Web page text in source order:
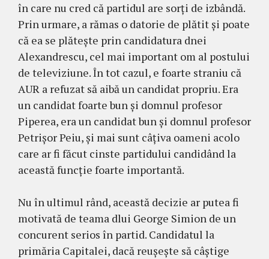
în care nu cred că partidul are sorți de izbândă.
Prin urmare, a rămas o datorie de plătit și poate
că ea se plătește prin candidatura dnei
Alexandrescu, cel mai important om al postului
de televiziune. În tot cazul, e foarte straniu că
AUR a refuzat să aibă un candidat propriu. Era
un candidat foarte bun și domnul profesor
Piperea, era un candidat bun și domnul profesor
Petrișor Peiu, și mai sunt câțiva oameni acolo
care ar fi făcut cinste partidului candidând la
această funcție foarte importantă.
Nu în ultimul rând, această decizie ar putea fi
motivată de teama dlui George Simion de un
concurent serios în partid. Candidatul la
primăria Capitalei, dacă reușește să câștige